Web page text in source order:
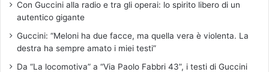
Con Guccini alla radio e tra gli operai: lo spirito libero di un
autentico gigante
Guccini: “Meloni ha due facce, ma quella vera è violenta. La
destra ha sempre amato i miei testi”
Da “La locomotiva” a “Via Paolo Fabbri 43”, i testi di Guccini